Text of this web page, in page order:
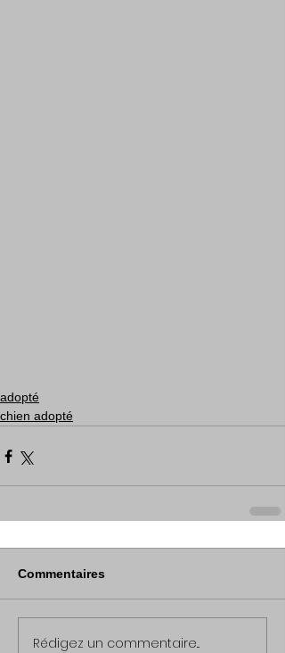
adopté
chien adopté
Commentaires
Rédigez un commentaire...